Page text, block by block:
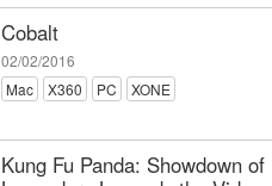
Cobalt
02/02/2016
Mac
X360 PC XONE
Kung Fu Panda: Showdown of